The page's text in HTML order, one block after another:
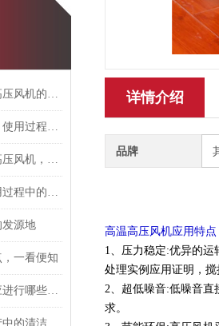
从名字就能看出耐高温高压风机的*性在哪里了
即使是耐高温高压风机，使用过程中也要注意发烫问题
一文看懂什么是耐高温高压风机，赶快收藏
浅谈耐高温高压风机使用过程中的注意事项
源地
一看便知
脉冲集尘器的负荷调试应进行哪些操作？
TWYX吸尘器：工业生产中的清洁利器
详情介绍
品牌
高温高压风机应用特点
1、压力稳定:优异的
处理实例应用证明，
2、超低噪音:低噪音
求。